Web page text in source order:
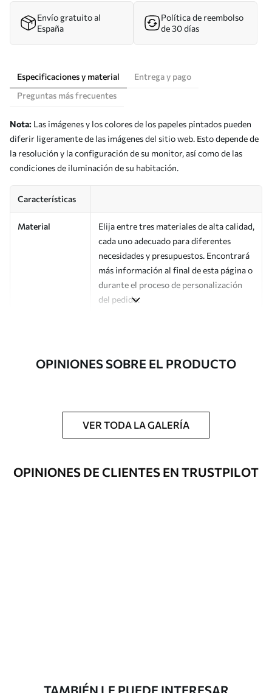
Envío gratuito al
España
Política de reembolso
de 30 días
Especificaciones y material
Entrega y pago
Preguntas más frecuentes
Nota: Las imágenes y los colores de los papeles pintados pueden
diferir ligeramente de las imágenes del sitio web. Esto depende de
la resolución y la configuración de su monitor, así como de las
condiciones de iluminación de su habitación.
Características
Material
Elija entre tres materiales de alta calidad,
cada uno adecuado para diferentes
necesidades y presupuestos. Encontrará
más información al final de esta página o
durante el proceso de personalización
del pedido.
artículo
Impreso bajo pedido y entregado en
rollos de hasta 50 cm de ancho.
Opciones
adicionales
Disponible con recubrimiento de barniz
y/o adhesivo para empapelar.
/m²
OPINIONES SOBRE EL PRODUCTO
VER TODA LA GALERÍA
OPINIONES DE CLIENTES EN TRUSTPILOT
TAMBIÉN LE PUEDE INTERESAR